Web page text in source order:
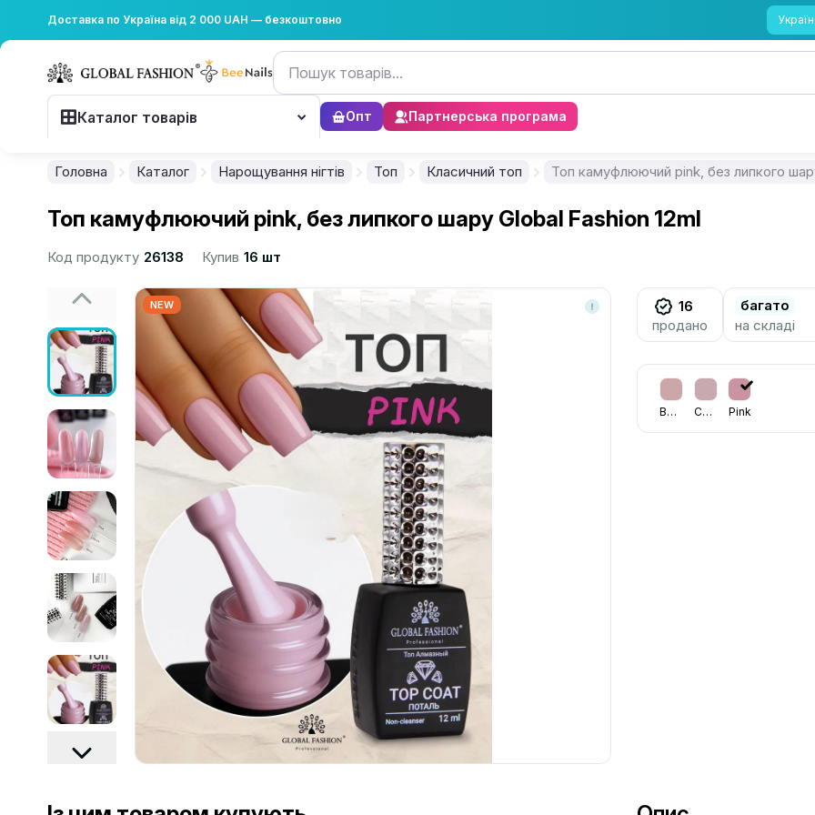
Доставка по Україна від 2 000 UAH — безкоштовно
Каталог товарів Опт Партнерська програма
Головна Каталог Нарощування нігтів Топ Класичний топ Топ камуфлюючий pink, без липкого
Топ камуфлюючий pink, без липкого шару Global Fashion 12ml
Код продукту 26138 Купив 16 шт
NEW
16
продано
багато
на складі
Beige Cover Pink